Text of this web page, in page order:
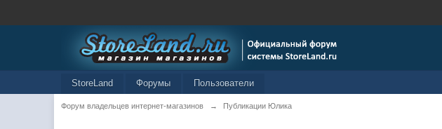
StoreLand Форумы Пользователи
Форум владельцев интернет-магазинов → Публикации Юлика